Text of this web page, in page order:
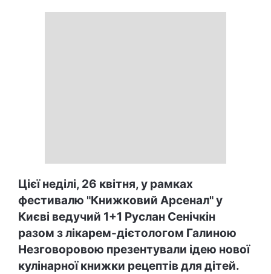
Цієї неділі, 26 квітня, у рамках
фестивалю "Книжковий Арсенал" у
Києві ведучий 1+1 Руслан Сенічкін
разом з лікарем-дієтологом Галиною
Незговоровою презентували ідею нової
кулінарної книжки рецептів для дітей.